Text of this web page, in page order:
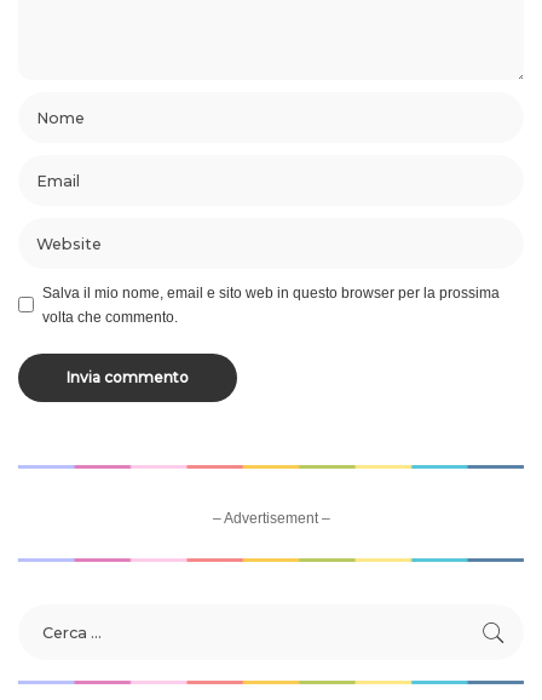
Salva il mio nome, email e sito web in questo browser per la prossima
volta che commento.
– Advertisement –